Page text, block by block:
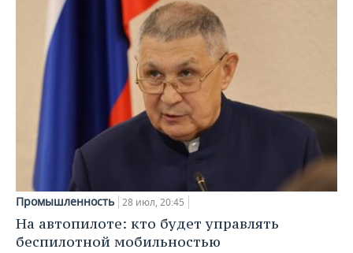
Промышленность 28 июл, 20:45
На автопилоте: кто будет управлять
беспилотной мобильностью